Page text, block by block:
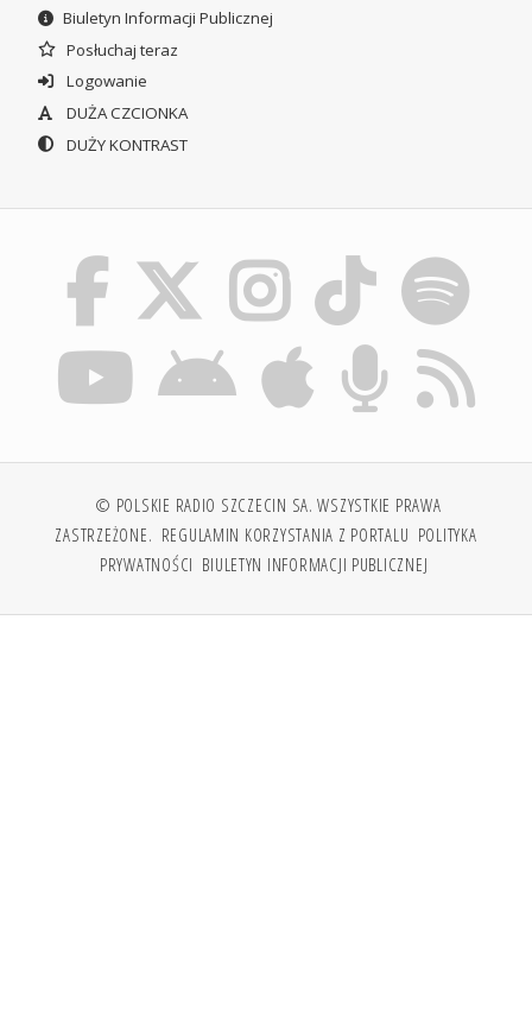
Biuletyn Informacji Publicznej
Posłuchaj teraz
Logowanie
DUŻA CZCIONKA
DUŻY KONTRAST
© POLSKIE RADIO SZCZECIN SA. WSZYSTKIE PRAWA
ZASTRZEŻONE. REGULAMIN KORZYSTANIA Z PORTALU POLITYKA
PRYWATNOŚCI BIULETYN INFORMACJI PUBLICZNEJ